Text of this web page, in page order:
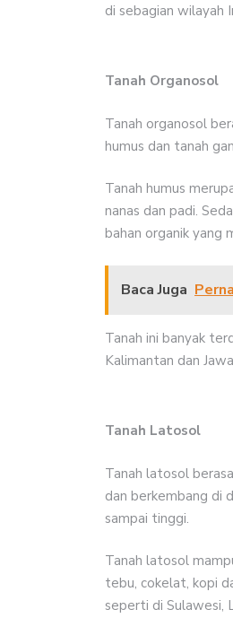
di sebagian wilayah
Tanah Organosol
Tanah organosol
humus dan tanah
Tanah humus
nanas dan padi.
bahan organik yang
Baca Juga
Tanah ini banyak
Kalimantan dan
Tanah Latosol
Tanah latosol
dan berkembang di
sampai tinggi.
Tanah latosol
tebu, cokelat, kopi
seperti di Sulawesi,